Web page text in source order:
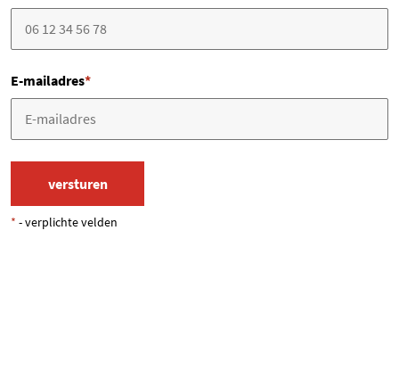
E-mailadres*
* - verplichte velden